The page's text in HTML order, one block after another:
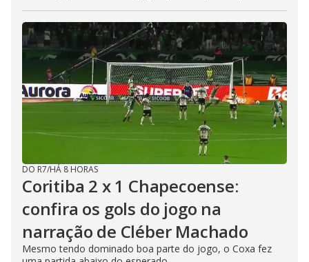
DO R7/HÁ 8 HORAS
Coritiba 2 x 1 Chapecoense:
confira os gols do jogo na
narração de Cléber Machado
Mesmo tendo dominado boa parte do jogo, o Coxa fez